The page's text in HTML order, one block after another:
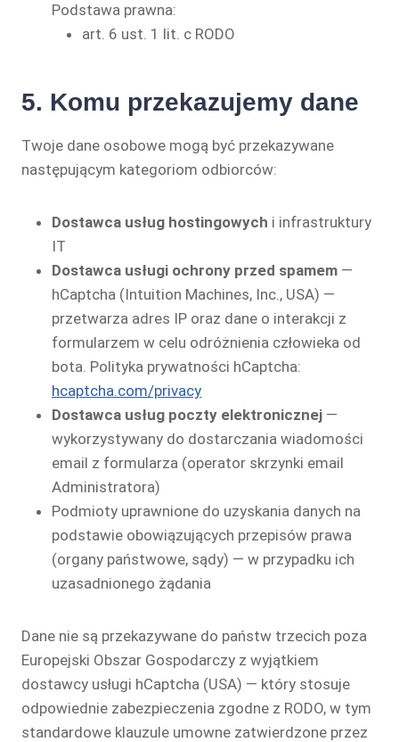
Podstawa prawna:
art. 6 ust. 1 lit. c RODO
5. Komu przekazujemy dane
Twoje dane osobowe mogą być przekazywane
następującym kategoriom odbiorców:
Dostawca usług hostingowych i infrastruktury
IT
Dostawca usługi ochrony przed spamem —
hCaptcha (Intuition Machines, Inc., USA) —
przetwarza adres IP oraz dane o interakcji z
formularzem w celu odróżnienia człowieka od
bota. Polityka prywatności hCaptcha:
hcaptcha.com/privacy
Dostawca usług poczty elektronicznej —
wykorzystywany do dostarczania wiadomości
email z formularza (operator skrzynki email
Administratora)
Podmioty uprawnione do uzyskania danych na
podstawie obowiązujących przepisów prawa
(organy państwowe, sądy) — w przypadku ich
uzasadnionego żądania
Dane nie są przekazywane do państw trzecich poza
Europejski Obszar Gospodarczy z wyjątkiem
dostawcy usługi hCaptcha (USA) — który stosuje
odpowiednie zabezpieczenia zgodne z RODO, w tym
standardowe klauzule umowne zatwierdzone przez